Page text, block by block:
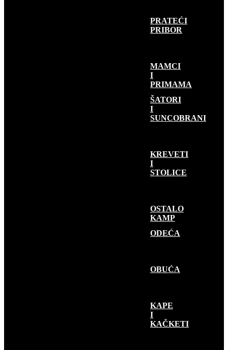
PRATEĆI
PRIBOR
MAMCI
I
PRIMAMA
KAMP OPREMA
ŠATORI
I
SUNCOBRANI
KREVETI
I
STOLICE
OSTALO
KAMP
ODEĆA
OBUĆA
KAPE
I
KAČKETI